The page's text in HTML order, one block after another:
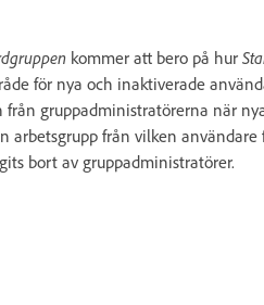
kommer att bero på hur
för nya och inaktiverade
gruppadministratörerna när
arbetsgrupp från vilken användare
bort av gruppadministratörer.